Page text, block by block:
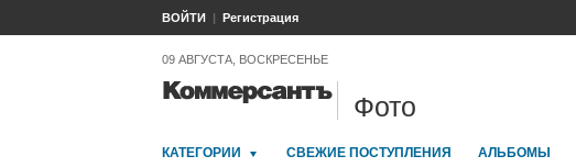
ВОЙТИ Регистрация
09 АВГУСТА, ВОСКРЕСЕНЬЕ
Фото
КАТЕГОРИИ СВЕЖИЕ ПОСТУПЛЕНИЯ АЛЬБОМЫ